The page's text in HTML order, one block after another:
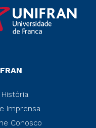
História
Imprensa
Conosco